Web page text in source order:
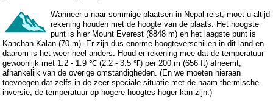
Wanneer u naar sommige plaatsen in Nepal reist, moet u altijd
rekening houden met de hoogte van de plaats. Het hoogste
punt is hier Mount Everest (8848 m) en het laagste punt is
Kanchan Kalan (70 m). Er zijn dus enorme hoogteverschillen in dit land en
daarom is het weer heel anders. Houd er rekening mee dat de temperatuur
gewoonlijk met 1.2 - 1.9 ℃ (2.2 - 3.5 ℉) per 200 m (656 ft) afneemt,
afhankelijk van de overige omstandigheden. (En we moeten hieraan
toevoegen dat zelfs in de zeer speciale situatie met de naam thermische
inversie, de temperatuur op hogere hoogtes hoger kan zijn.)